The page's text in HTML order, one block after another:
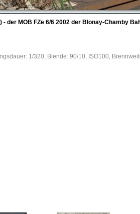
der MOB FZe 6/6 2002 der Blonay-Chamby
1/320, Blende: 90/10, ISO100,